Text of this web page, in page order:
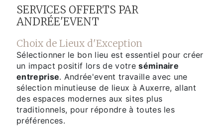
SERVICES OFFERTS PAR
ANDRÉE'EVENT
Choix de Lieux d'Exception
Sélectionner le bon lieu est essentiel pour créer
un impact positif lors de votreséminaire
entreprise. Andrée'event travaille avec une
sélection minutieuse de lieux à Auxerre, allant
des espaces modernes aux sites plus
traditionnels, pour répondre à toutes les
préférences.